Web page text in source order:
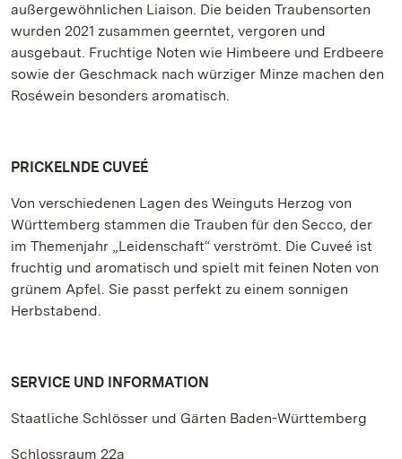
außergewöhnlichen Liaison. Die beiden Traubensorten
wurden 2021 zusammen geerntet, vergoren und
ausgebaut. Fruchtige Noten wie Himbeere und Erdbeere
sowie der Geschmack nach würziger Minze machen den
Roséwein besonders aromatisch.
PRICKELNDE CUVEÉ
Von verschiedenen Lagen des Weinguts Herzog von
Württemberg stammen die Trauben für den Secco, der
im Themenjahr „Leidenschaft“ verströmt. Die Cuveé ist
fruchtig und aromatisch und spielt mit feinen Noten von
grünem Apfel. Sie passt perfekt zu einem sonnigen
Herbstabend.
SERVICE UND INFORMATION
Staatliche Schlösser und Gärten Baden-Württemberg
Schlossraum 22a